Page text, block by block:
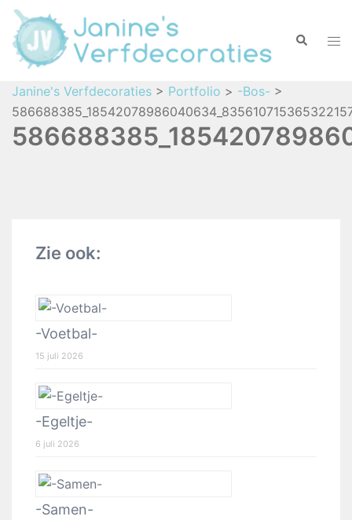
Janine's Verfdecoraties > Portfolio > -Bos- >
Zie ook:
-Voetbal-
15 juli 2026
-Egeltje-
6 juli 2026
-Samen-